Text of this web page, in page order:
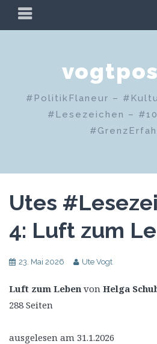
Zum
PRIMÄRES
MENÜ
#PolitikFlaneur –
#Lesezeichen –
Utes
4: Luft zum
23. Mai 2026 Ute Vogt
Luft zum Leben von Helga
288 Seiten
ausgelesen am 31.1.2026